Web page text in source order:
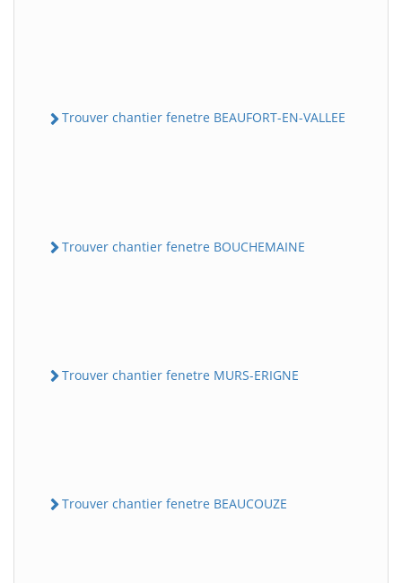
Trouver chantier fenetre BEAUFORT-EN-VALLEE
Trouver chantier fenetre BOUCHEMAINE
Trouver chantier fenetre MURS-ERIGNE
Trouver chantier fenetre BEAUCOUZE